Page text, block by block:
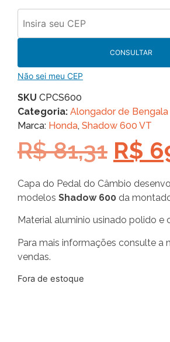
CONSULTAR
Não sei meu CEP
SKU CPCS600
Categoria: Alongador de Bengala
Marca: Honda, Shadow 600 VT
R$81,31 R$
Capa do Pedal do Câmbio
modelos Shadow 600 da
Material aluminio usinado polido e
Para mais informações consulte a
vendas.
Fora de estoque